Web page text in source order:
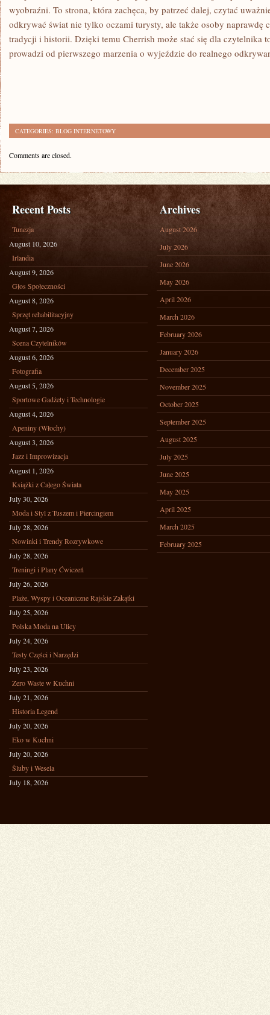
wyobraźni. To strona, która zachęca, by patrzeć dalej, czytać
odkrywać świat nie tylko oczami turysty, ale także osoby naprawdę
tradycji i historii. Dzięki temu Cherrish może stać się dla czytelnika
prowadzi od pierwszego marzenia o wyjeździe do realnego
CATEGORIES: BLOG INTERNETOWY
Comments are closed.
Recent Posts
Tunezja
August 10, 2026
Irlandia
August 9, 2026
Głos Społeczności
August 8, 2026
Sprzęt rehabilitacyjny
August 7, 2026
Scena Czytelników
August 6, 2026
Fotografia
August 5, 2026
Sportowe Gadżety i Technologie
August 4, 2026
Apeniny (Włochy)
August 3, 2026
Jazz i Improwizacja
August 1, 2026
Książki z Całego Świata
July 30, 2026
Moda i Styl z Tuszem i Piercingiem
July 28, 2026
Nowinki i Trendy Rozrywkowe
July 28, 2026
Treningi i Plany Ćwiczeń
July 26, 2026
Plaże, Wyspy i Oceaniczne Rajskie Zakątki
July 25, 2026
Polska Moda na Ulicy
July 24, 2026
Testy Części i Narzędzi
July 23, 2026
Zero Waste w Kuchni
July 21, 2026
Historia Legend
July 20, 2026
Eko w Kuchni
July 20, 2026
Śluby i Wesela
July 18, 2026
Archives
August 2026
July 2026
June 2026
May 2026
April 2026
March 2026
February 2026
January 2026
December 2025
November 2025
October 2025
September 2025
August 2025
July 2025
June 2025
May 2025
April 2025
March 2025
February 2025